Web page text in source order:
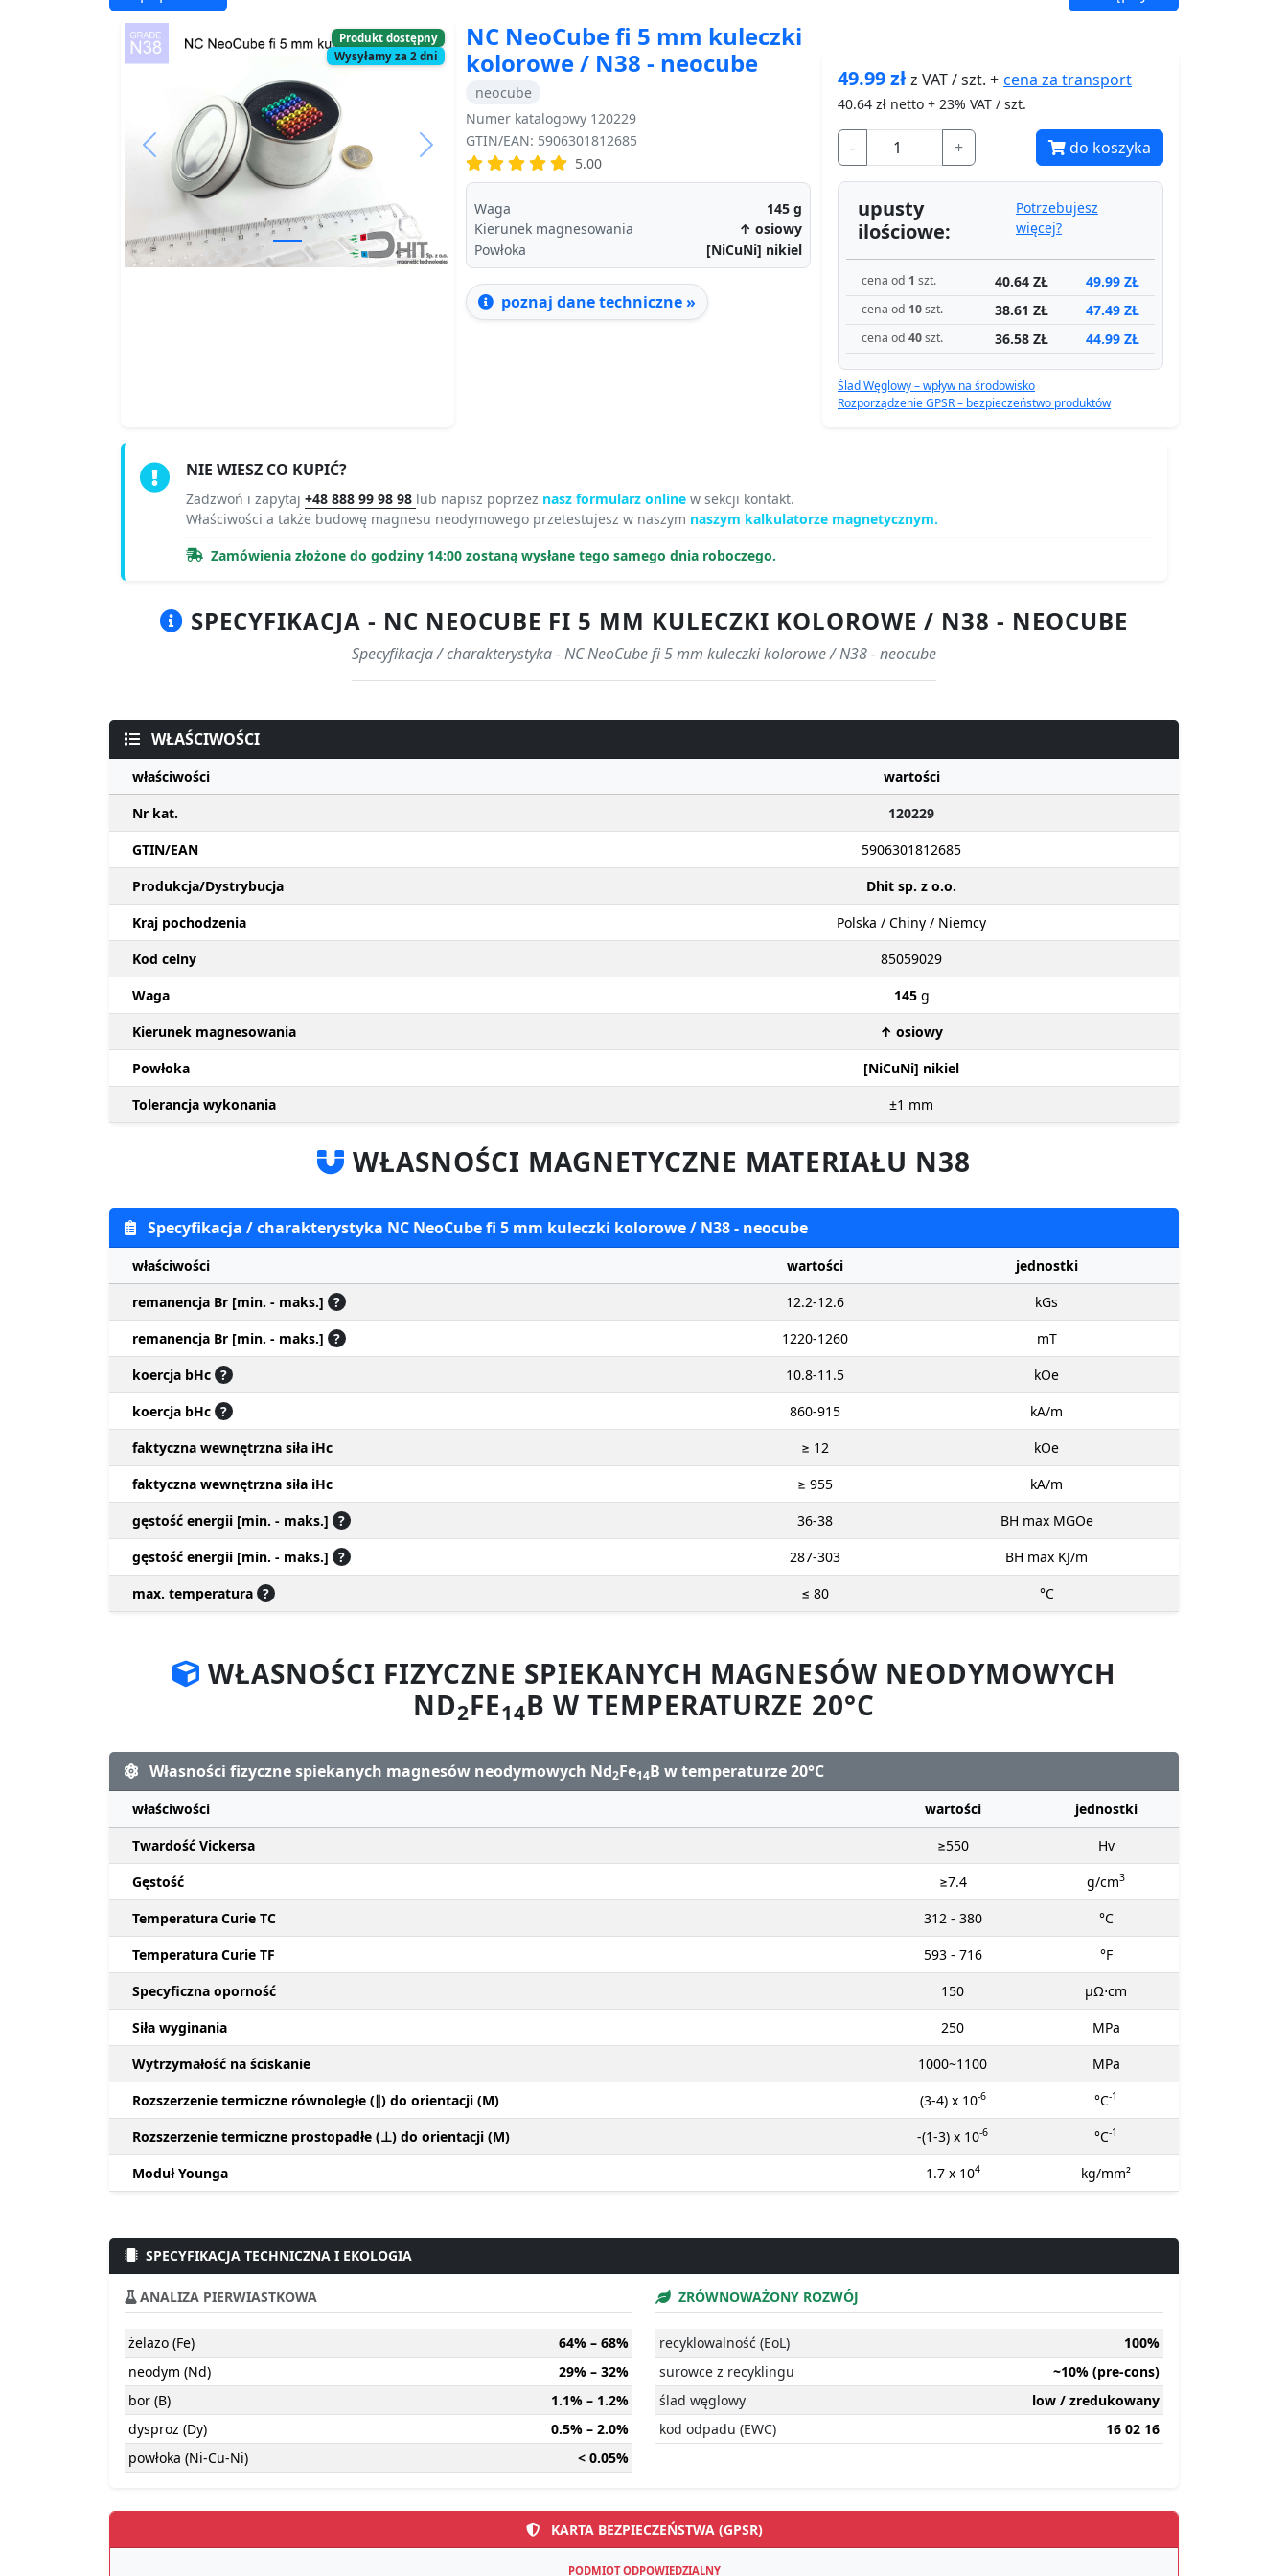
Produkt dostępny
Wysyłamy za 2 dni
Previous Next
NC NeoCube fi 5 mm kuleczki
kolorowe / N38 - neocube
neocube
Numer katalogowy 120229
GTIN/EAN: 5906301812685
5.00
Waga 145 g
Kierunek magnesowania
↑ osiowy
Powłoka
[NiCuNi] nikiel
poznaj dane techniczne »
49.99złz VAT / szt. + cena za transport
40.64 zł netto + 23% VAT / szt.
- + do koszyka
upusty
ilościowe:
Potrzebujesz
więcej?
cena od 1 szt. 40.64 ZŁ 49.99 ZŁ
cena od 10szt. 38.61 ZŁ 47.49 ZŁ
cena od 40szt. 36.58 ZŁ 44.99 ZŁ
Ślad Węglowy – wpływ na środowisko
Rozporządzenie GPSR – bezpieczeństwo produktów
NIE WIESZ CO KUPIĆ?
Zadzwoń i zapytaj +48 888 99 98 98 lub napisz poprzez nasz formularz online w sekcji kontakt.
Właściwości a także budowę magnesu neodymowego przetestujesz w naszym naszym kalkulatorze magnetycznym.
Zamówienia złożone do godziny 14:00 zostaną wysłane tego samego dnia roboczego.
SPECYFIKACJA - NC NEOCUBE FI 5 MM KULECZKI KOLOROWE / N38 - NEOCUBE
Specyfikacja / charakterystyka - NC NeoCube fi 5 mm kuleczki kolorowe / N38 - neocube
WŁAŚCIWOŚCI
właściwości
wartości
Nr kat.
120229
GTIN/EAN
5906301812685
Produkcja/Dystrybucja
Dhit sp. z o.o.
Kraj pochodzenia
Polska / Chiny / Niemcy
Kod celny
85059029
Waga
145 g
Kierunek magnesowania
↑ osiowy
Powłoka
[NiCuNi] nikiel
Tolerancja wykonania
±1 mm
WŁASNOŚCI MAGNETYCZNE MATERIAŁU N38
Specyfikacja / charakterystyka NC NeoCube fi 5 mm kuleczki kolorowe / N38 - neocube
właściwości wartości
jednostki
remanencja Br [min. - maks.] ? 12.2-12.6
kGs
remanencja Br [min. - maks.] ? 1220-1260
mT
koercja bHc ? 10.8-11.5
kOe
koercja bHc ? 860-915
kA/m
faktyczna wewnętrzna siła iHc
≥ 12
kOe
faktyczna wewnętrzna siła iHc
≥ 955
kA/m
gęstość energii [min. - maks.] ? 36-38
BH max MGOe
gęstość energii [min. - maks.] ? 287-303
BH max KJ/m
max. temperatura ? ≤ 80 °C
WŁASNOŚCI FIZYCZNE SPIEKANYCH MAGNESÓW NEODYMOWYCH
ND2FE14B W TEMPERATURZE 20°C
Własności fizyczne spiekanych magnesów neodymowych Nd2Fe14B w temperaturze 20°C
właściwości wartości
jednostki
Twardość Vickersa
≥550
Hv
Gęstość
≥7.4 g/cm3
Temperatura Curie TC 312 - 380
°C
Temperatura Curie TF
593 - 716
°F
Specyficzna oporność
150
μΩ⋅cm
Siła wyginania
250
MPa
Wytrzymałość na ściskanie
1000~1100
MPa
Rozszerzenie termiczne równoległe (∥) do orientacji (M)
(3-4) x 10-6 °C-1
Rozszerzenie termiczne prostopadłe (⊥) do orientacji (M) -(1-3) x 10-6 °C-1
Moduł Younga 1.7 x 104 kg/mm²
SPECYFIKACJA TECHNICZNA I EKOLOGIA
ANALIZA PIERWIASTKOWA
żelazo (Fe)
64% – 68%
neodym (Nd)
29% – 32%
bor (B)
1.1% – 1.2%
dysproz (Dy)
0.5% – 2.0%
powłoka (Ni-Cu-Ni)
< 0.05%
ZRÓWNOWAŻONY ROZWÓJ
recyklowalność (EoL)
100%
surowce z recyklingu
~10% (pre-cons)
ślad węglowy
low / zredukowany
kod odpadu (EWC)
16 02 16
KARTA BEZPIECZEŃSTWA (GPSR)
PODMIOT ODPOWIEDZIALNY